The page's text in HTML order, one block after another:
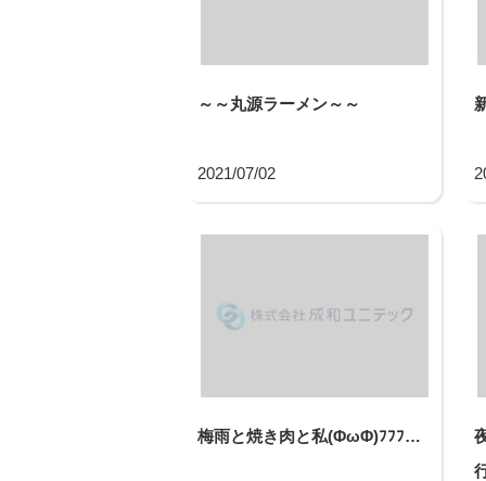
～～丸源ラーメン～～
2021/07/02
梅雨と焼き肉と私(ΦωΦ)ﾌﾌﾌ…